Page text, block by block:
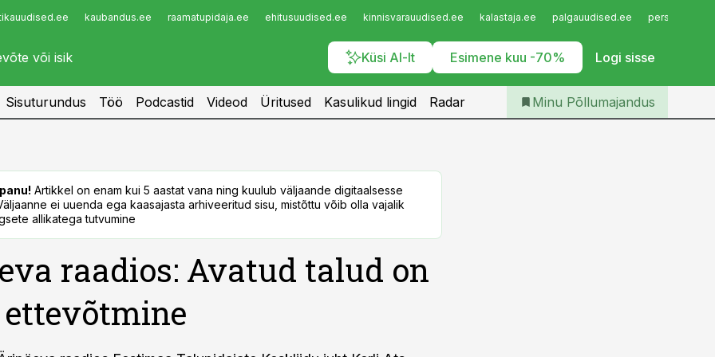
kaubandus.ee raamatupidaja.ee ehitusuudised.ee kinnisvarauudised.ee kalastaja.ee palgauudised.ee
Küsi AI-lt Esimene kuu -70% Logi sisse
Infopank
Iseteenindus
Telli Põllumajandus
Sisuturundus Töö Podcastid Videod Üritused Kasulikud lingid Radar Minu Põllumajandus
Artikkel on enam kui 5 aastat vana ning kuulub väljaande digitaalsesse
ei uuenda ega kaasajasta arhiveeritud sisu, mistõttu võib olla vajalik
allikatega tutvumine
raadios: Avatud talud on